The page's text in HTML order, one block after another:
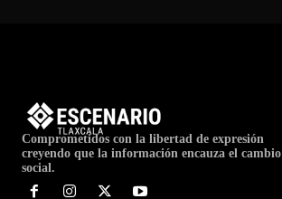
Comprometidos con la libertad de expresión
creyendo que la información encauza el cambio
social.